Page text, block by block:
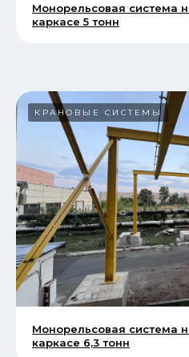
Монорельсовая система
каркасе 5 тонн
КРАНОВЫЕ СИСТЕМЫ
Монорельсовая система
каркасе 6,3 тонн